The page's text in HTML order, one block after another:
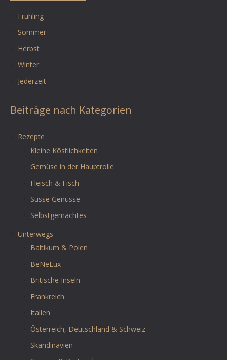
Frühling
Sommer
Herbst
Winter
Jederzeit
Beiträge nach Kategorien
Rezepte
Kleine Köstlichkeiten
Gemüse in der Hauptrolle
Fleisch & Fisch
Süsse Genüsse
Selbstgemachtes
Unterwegs
Baltikum & Polen
BeNeLux
Britische Inseln
Frankreich
Italien
Österreich, Deutschland & Schweiz
Skandinavien